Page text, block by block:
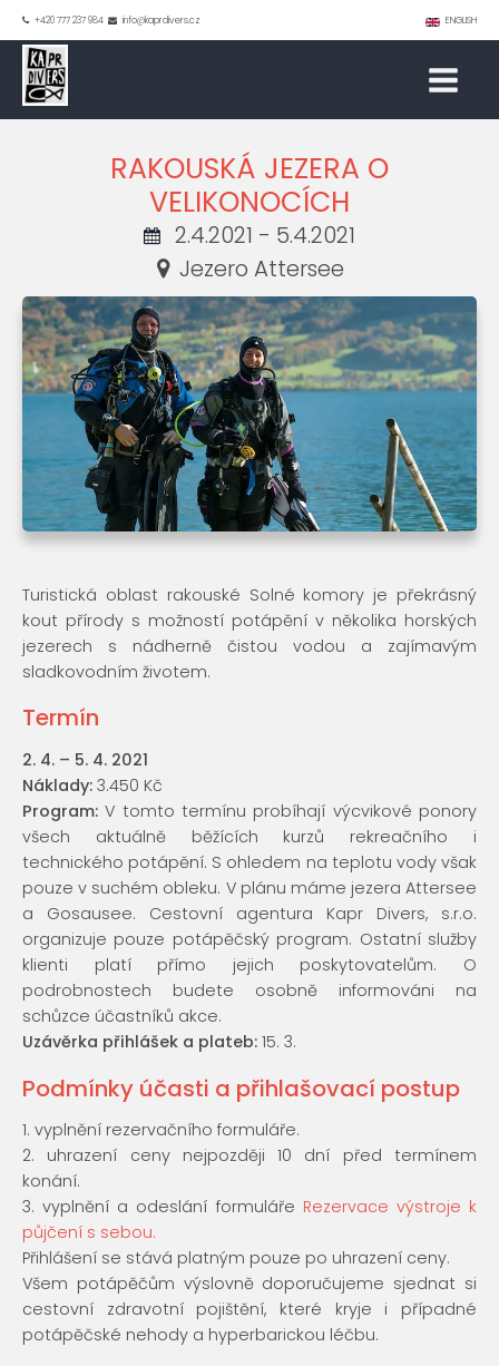
+420 777 237 984 info@kaprdivers.cz ENGLISH
RAKOUSKÁ JEZERA O
VELIKONOCÍCH
2.4.2021 - 5.4.2021
Jezero Attersee
Turistická oblast rakouské Solné komory je překrásný
kout přírody s možností potápění v několika horských
jezerech s nádherně čistou vodou a zajímavým
sladkovodním životem.
Termín
2. 4. – 5. 4. 2021
Náklady: 3.450 Kč
Program: V tomto termínu probíhají výcvikové ponory
všech aktuálně běžících kurzů rekreačního i
technického potápění. S ohledem na teplotu vody však
pouze v suchém obleku. V plánu máme jezera Attersee
a Gosausee. Cestovní agentura Kapr Divers, s.r.o.
organizuje pouze potápěčský program. Ostatní služby
klienti platí přímo jejich poskytovatelům. O
podrobnostech budete osobně informováni na
schůzce účastníků akce.
Uzávěrka přihlášek a plateb: 15. 3.
Podmínky účasti a přihlašovací postup
1. vyplnění rezervačního formuláře.
2. uhrazení ceny nejpozději 10 dní před termínem
konání.
3. vyplnění a odeslání formuláře Rezervace výstroje k
půjčení s sebou.
Přihlášení se stává platným pouze po uhrazení ceny.
Všem potápěčům výslovně doporučujeme sjednat si
cestovní zdravotní pojištění, které kryje i případné
potápěčské nehody a hyperbarickou léčbu.